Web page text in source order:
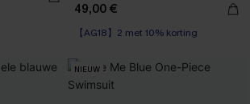
49,00 €
【AG18】2 met 10% korting
High Waist
NIEUW